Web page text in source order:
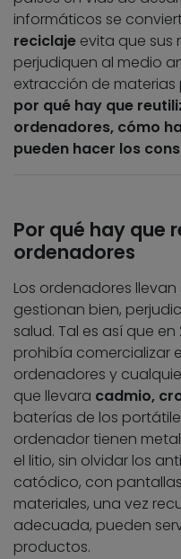
informáticos se
reciclaje evita que sus
perjudiquen al medio
extracción de materias
por qué hay que
ordenadores, cómo
pueden hacer los
Por qué hay que
ordenadores
Los ordenadores
gestionan bien,
salud. Tal es así que en
prohibía comercializar
ordenadores y
que llevara cadmio,
baterías de los
ordenador tienen
el litio, sin olvidar los
catódico, con
materiales, una vez
adecuada, pueden
productos.